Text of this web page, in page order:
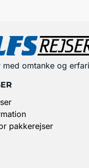
med omtanke og
pakkerejser